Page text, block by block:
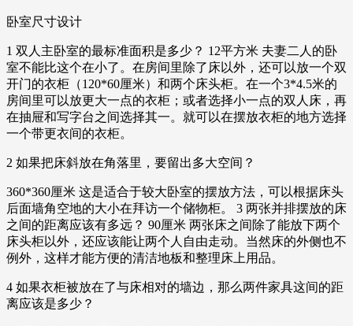
卧室尺寸设计
1 双人主卧室的最标准面积是多少？ 12平方米 夫妻二人的卧
室不能比这个在小了。在房间里除了床以外，还可以放一个双
开门的衣柜（120*60厘米）和两个床头柜。在一个3*4.5米的
房间里可以放更大一点的衣柜；或者选择小一点的双人床，再
在抽屉和写字台之间选择其一。就可以在摆放衣柜的地方选择
一个带更衣间的衣柜。
2 如果把床斜放在角落里，要留出多大空间？
360*360厘米 这是适合于较大卧室的摆放方法，可以根据床头
后面墙角空地的大小在拜访一个储物柜。 3 两张并排摆放的床
之间的距离应该有多远？ 90厘米 两张床之间除了能放下两个
床头柜以外，还应该能让两个人自由走动。当然床的外侧也不
例外，这样才能方便的清洁地板和整理床上用品。
4 如果衣柜被放在了与床相对的墙边，那么两件家具这间的距
离应该是多少？